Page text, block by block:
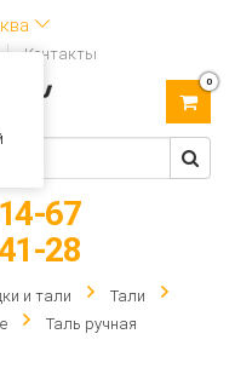
Контакты
0
67
28
и тали
Тали
Таль ручная